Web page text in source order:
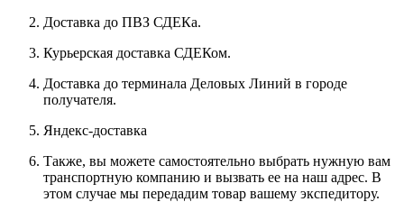
Доставка до ПВЗ СДЕКа.
Курьерская доставка СДЕКом.
Доставка до терминала Деловых Линий в городе
получателя.
Яндекс-доставка
Также, вы можете самостоятельно выбрать нужную вам
транспортную компанию и вызвать ее на наш адрес. В
этом случае мы передадим товар вашему экспедитору.